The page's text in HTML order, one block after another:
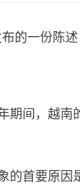
的一份陈述
期间，越
的首要原